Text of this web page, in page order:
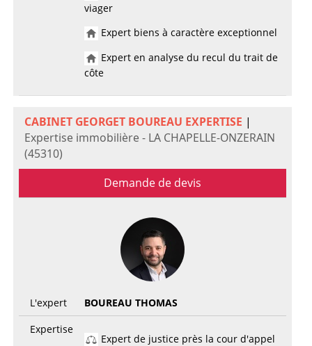
viager
Expert biens à caractère exceptionnel
Expert en analyse du recul du trait de
côte
CABINET GEORGET BOUREAU EXPERTISE |
Expertise immobilière - LA CHAPELLE-ONZERAIN
(45310)
Demande de devis
L'expert
BOUREAU THOMAS
Expertise
Expert de justice près la cour d'appel